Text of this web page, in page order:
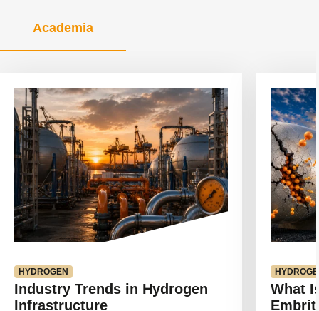
Academia
Ver
artículo
HYDROGEN
Industry Trends in Hydrogen
Infrastructure
Ver
artículo
What